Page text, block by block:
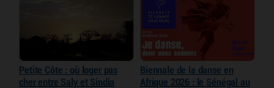
Petite Côte : où loger pas
cher entre Saly et Sindia
Biennale de la danse en
Afrique 2026 : le Sénégal au